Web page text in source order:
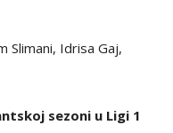
Slimani, Idrisa Gaj,
sezoni u Ligi 1